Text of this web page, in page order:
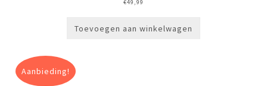
€49,99
Toevoegen aan winkelwagen
Aanbieding!